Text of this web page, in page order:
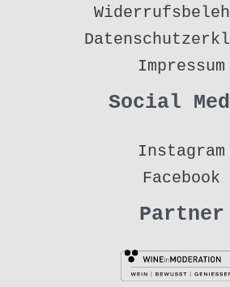
Impressum
Social
Instagram
Facebook
Partner